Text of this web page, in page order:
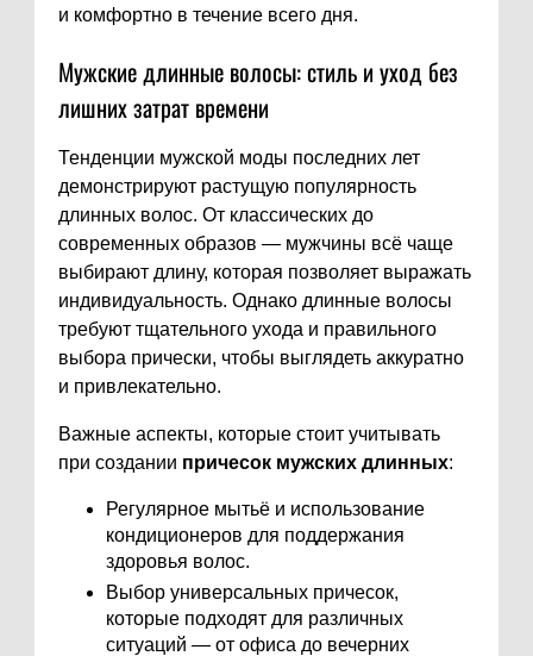
и комфортно в течение всего дня.
Мужские длинные волосы: стиль и уход без
лишних затрат времени
Тенденции мужской моды последних лет
демонстрируют растущую популярность
длинных волос. От классических до
современных образов — мужчины всё чаще
выбирают длину, которая позволяет выражать
индивидуальность. Однако длинные волосы
требуют тщательного ухода и правильного
выбора прически, чтобы выглядеть аккуратно
и привлекательно.
Важные аспекты, которые стоит учитывать
при создании причесок мужских длинных:
Регулярное мытьё и использование
кондиционеров для поддержания
здоровья волос.
Выбор универсальных причесок,
которые подходят для различных
ситуаций — от офиса до вечерних